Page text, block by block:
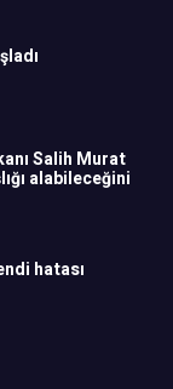
Salih Murat
alabileceğini
hatası